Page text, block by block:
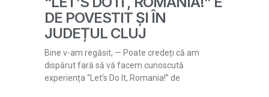
DE POVESTIT ȘI ÎN
JUDEȚUL CLUJ
Bine v-am regăsit, — Poate credeți că am
dispărut fară să vă facem cunoscută
experiența “Let’s Do It, Romania!” de